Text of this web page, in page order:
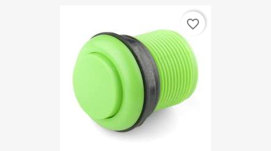
favorite_border